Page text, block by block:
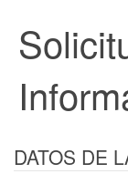
DATOS DE